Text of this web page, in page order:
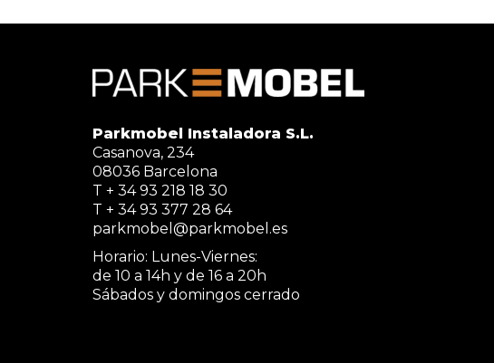
Parkmobel Instaladora S.L.
Casanova, 234
08036 Barcelona
T + 34 93 218 18 30
T + 34 93 377 28 64
parkmobel@parkmobel.es
Horario: Lunes-Viernes:
de 10 a 14h y de 16 a 20h
Sábados y domingos cerrado